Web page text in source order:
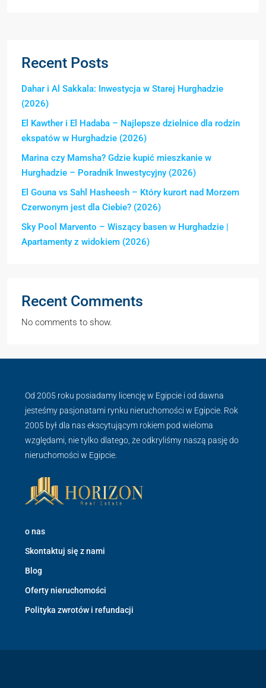
Recent Posts
Dahar i Al Sakkala: Inwestycja w Starej Hurghadzie
(2026)
El Kawther i El Hadaba – Najlepsze dzielnice dla rodzin
ekspatów w Hurghadzie (2026)
Marina czy Mamsha? Gdzie kupić mieszkanie w
Hurghadzie – Poradnik Inwestycyjny (2026)
El Gouna vs Sahl Hasheesh – Który kurort nad Morzem
Czerwonym jest dla Ciebie? (2026)
Sky Pool Marvento – Wiszący basen w Hurghadzie |
Apartamenty z widokiem (2026)
Recent Comments
No comments to show.
Od 2005 roku posiadamy licencję w Egipcie i od dawna
jesteśmy pasjonatami rynku nieruchomości w Egipcie. Rok
2005 był dla nas ekscytującym rokiem pod wieloma
względami, nie tylko dlatego, że odkryliśmy naszą pasję do
nieruchomości w Egipcie.
o nas
Skontaktuj się z nami
Blog
Oferty nieruchomości
Polityka zwrotów i refundacji